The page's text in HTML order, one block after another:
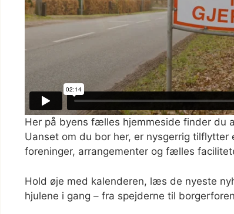
Her på byens fælles hjemmeside finder du
Uanset om du bor her, er nysgerrig
foreninger, arrangementer og fælles
Hold øje med kalenderen, læs de nyeste
hjulene i gang – fra spejderne til